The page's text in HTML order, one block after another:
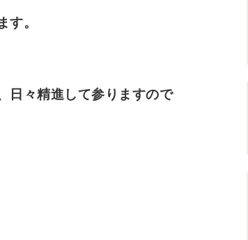
す。
日々精進して参りますので